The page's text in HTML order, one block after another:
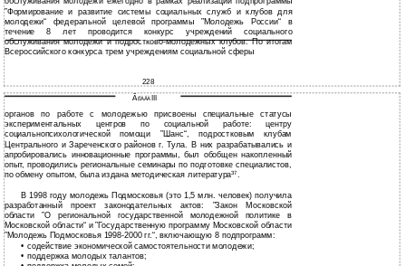
”Формирование и развитие системы социальных служб и клубов для
молодежи“ федеральной целевой программы ”Молодежь России“ в
течение 8 лет проводится конкурс учреждений социального
обслуживания молодежи и подростково-молодежных клубов. По итогам
Всероссийского конкурса трем учреждениям социальной сферы
228
ÃËÀÂÀIII
органов по работе с молодежью присвоены специальные статусы
экспериментальных центров по социальной работе: центру
социальнопсихологической помощи ”Шанс“, подростковым клубам
Центрального и Зареченского районов г. Тула. В них разрабатывались и
апробировались инновационные программы, был обобщен накопленный
опыт, проводились региональные семинары по подготовке специалистов,
по обмену опытом, была издана методическая литература37 .
В 1998 году молодежь Подмосковья (это 1,5 млн. человек) получила
разработанный проект законодательных актов: ”Закон Московской
области ”О региональной государственной молодежной политике в
Московской области“ и ”Государственную программу Московской области
”Молодежь Подмосковья 1998-2000 гг.“, включающую 8 подпрограмм:
• содействие экономической самостоятельности молодежи;
• поддержка молодых талантов;